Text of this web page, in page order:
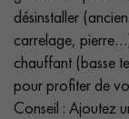
désinstaller
carrelage,
chauffant (basse
pour profiter de
Conseil : Ajoutez